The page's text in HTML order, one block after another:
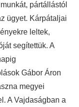
pártállástól
ügyet. Kárpátaljai
leltek,
segítettük. A
Gábor Áron
megyei
A Vajdaságban a